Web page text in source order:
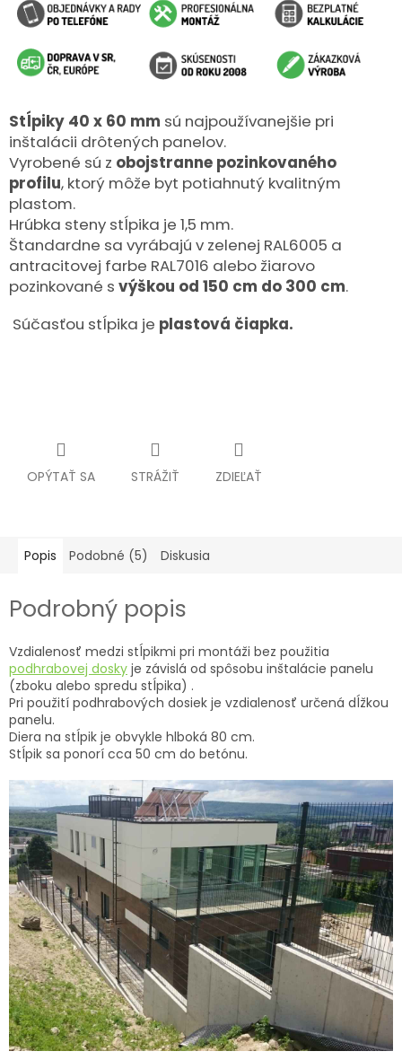
Stĺpiky 40 x 60 mm sú najpoužívanejšie pri
inštalácii drôtených panelov.
Vyrobené sú z obojstranne pozinkovaného
profilu, ktorý môže byt potiahnutý kvalitným
plastom.
Hrúbka steny stĺpika je 1,5 mm.
Štandardne sa vyrábajú v zelenej RAL6005 a
antracitovej farbe RAL7016 alebo žiarovo
pozinkované s výškou od 150 cm do 300 cm.
Súčasťou stĺpika je plastová čiapka.
OPÝTAŤ SA STRÁŽIŤ ZDIEĽAŤ
Popis Podobné (5) Diskusia
Podrobný popis
Vzdialenosť medzi stĺpikmi pri montáži bez použitia
podhrabovej dosky je závislá od spôsobu inštalácie panelu
(zboku alebo spredu stĺpika) .
Pri použití podhrabových dosiek je vzdialenosť určená dĺžkou
panelu.
Diera na stĺpik je obvykle hlboká 80 cm.
Stĺpik sa ponorí cca 50 cm do betónu.